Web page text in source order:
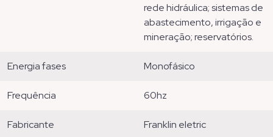
rede hidráulica; sistemas de
abastecimento, irrigação e
mineração; reservatórios.
energia fases monofásico
frequência 60hz
fabricante franklin eletric